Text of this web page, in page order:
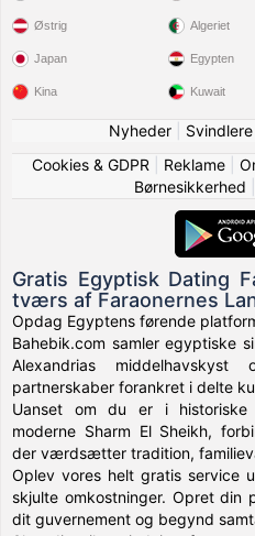
Østrig
Japan
Kina
Algeriet
Egypten
Kuwait
Nyheder| Svindlere
Cookies & GDPR
Reklame|
Børnesikkerhed
Gratis Egyptisk Dating
tværs af Faraonernes
Opdag Egyptens førende
Bahebik.com samler egyptiske
Alexandrias
partnerskaber forankret i delte
Uanset om du er i historiske
moderne Sharm El Sheikh,
der værdsætter tradition,
Oplev vores helt gratis service
skjulte omkostninger. Opret
dit guvernement og begynd